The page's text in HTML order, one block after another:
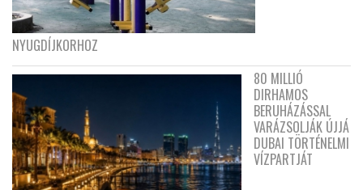
NYUGDÍJKORHOZ
80 MILLIÓ
DIRHAMOS
BERUHÁZÁSSAL
VARÁZSOLJÁK ÚJJÁ
DUBAI TÖRTÉNELMI
VÍZPARTJÁT